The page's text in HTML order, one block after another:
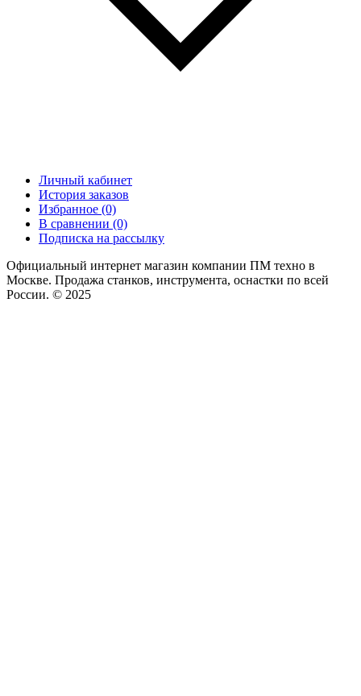
Личный кабинет
История заказов
Избранное (0)
В сравнении (0)
Подписка на рассылку
Официальный интернет магазин компании ПМ техно в
Москве. Продажа станков, инструмента, оснастки по всей
России. © 2025